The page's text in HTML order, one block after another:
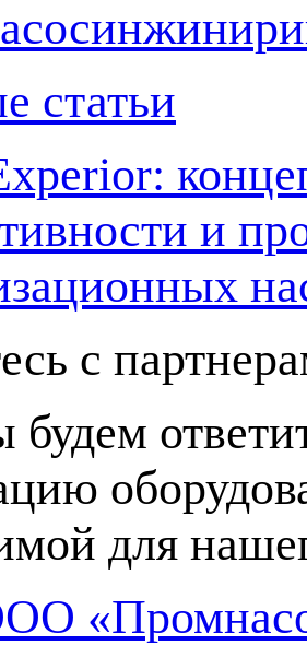
статьи
и
с
для